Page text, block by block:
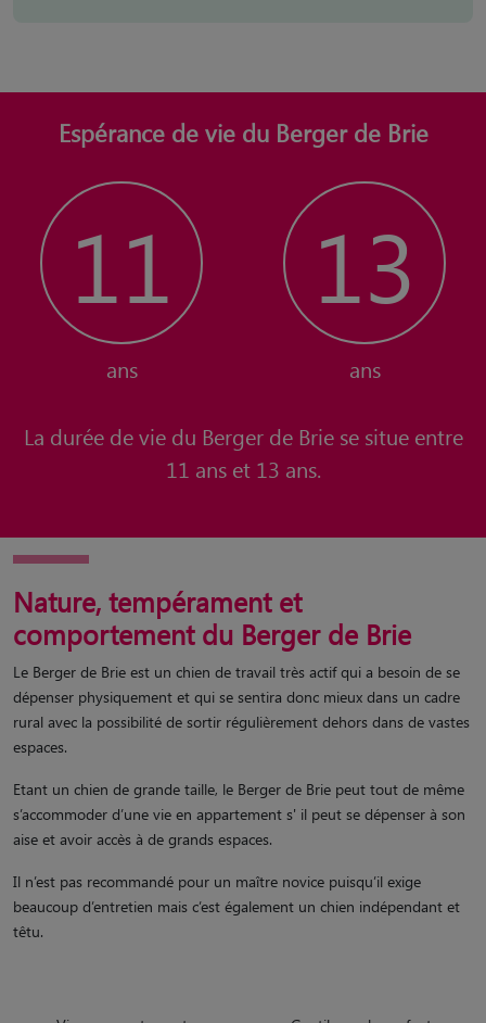
Espérance de vie du Berger de Brie
11
ans
13
ans
La durée de vie du Berger de Brie se situe entre
11 ans et 13 ans.
Nature, tempérament et
comportement du Berger de Brie
Le Berger de Brie est un chien de travail très actif qui a besoin de se
dépenser physiquement et qui se sentira donc mieux dans un cadre
rural avec la possibilité de sortir régulièrement dehors dans de vastes
espaces.
Etant un chien de grande taille, le Berger de Brie peut tout de même
s’accommoder d’une vie en appartement s' il peut se dépenser à son
aise et avoir accès à de grands espaces.
Il n’est pas recommandé pour un maître novice puisqu’il exige
beaucoup d’entretien mais c’est également un chien indépendant et
têtu.